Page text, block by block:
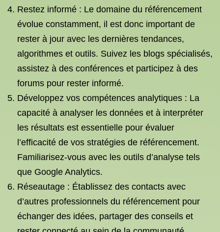
Restez informé : Le domaine du référencement
évolue constamment, il est donc important de
rester à jour avec les dernières tendances,
algorithmes et outils. Suivez les blogs spécialisés,
assistez à des conférences et participez à des
forums pour rester informé.
Développez vos compétences analytiques : La
capacité à analyser les données et à interpréter
les résultats est essentielle pour évaluer
l’efficacité de vos stratégies de référencement.
Familiarisez-vous avec les outils d’analyse tels
que Google Analytics.
Réseautage : Établissez des contacts avec
d’autres professionnels du référencement pour
échanger des idées, partager des conseils et